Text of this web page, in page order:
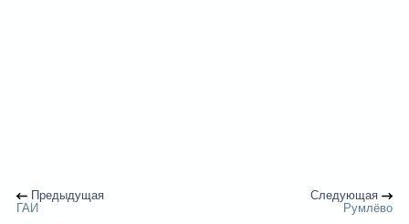
Предыдущая
ГАИ
Следующая
Румлёво